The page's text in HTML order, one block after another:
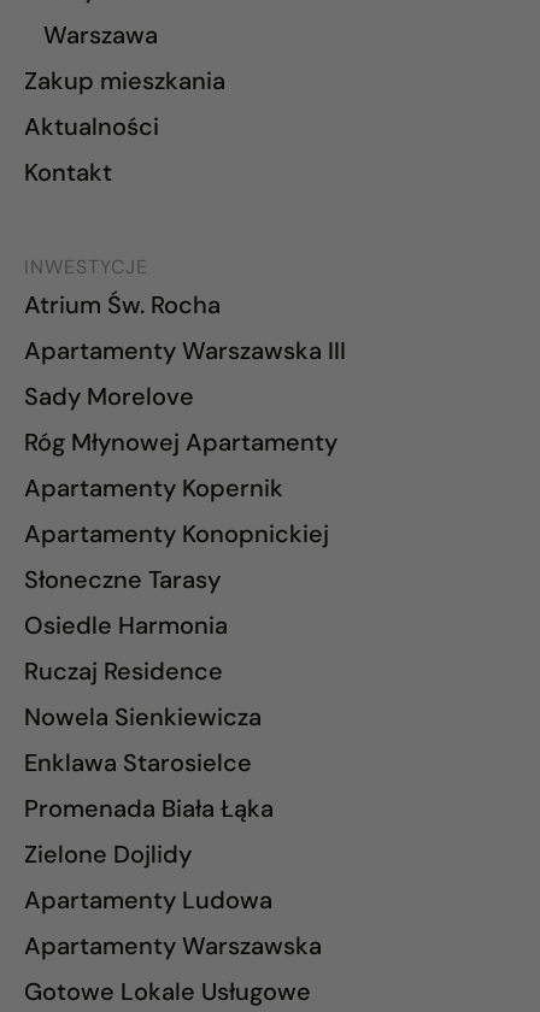
Warszawa
Zakup mieszkania
Aktualności
Kontakt
INWESTYCJE
Atrium Św. Rocha
Apartamenty Warszawska III
Sady Morelove
Róg Młynowej Apartamenty
Apartamenty Kopernik
Apartamenty Konopnickiej
Słoneczne Tarasy
Osiedle Harmonia
Ruczaj Residence
Nowela Sienkiewicza
Enklawa Starosielce
Promenada Biała Łąka
Zielone Dojlidy
Apartamenty Ludowa
Apartamenty Warszawska
Gotowe Lokale Usługowe